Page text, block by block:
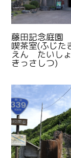
藤田記念庭園
喫茶室(ふじた
えん たいし
きっさしつ)